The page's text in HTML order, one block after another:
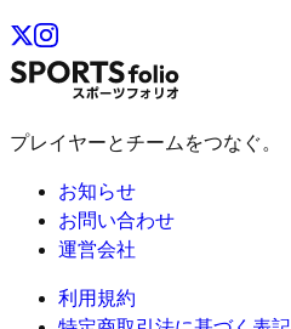
プレイヤーとチームをつなぐ。
お知らせ
お問い合わせ
運営会社
利用規約